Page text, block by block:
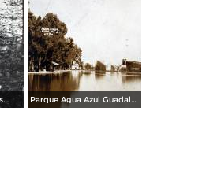
Parque Agua Azul Guadalajara, Jalisco.